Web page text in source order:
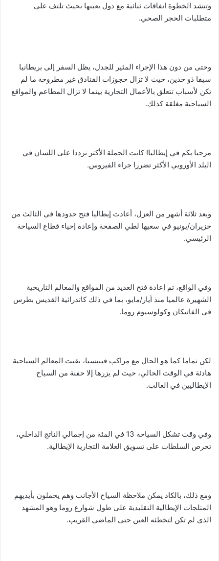
وتنشد الخطوة اتفاقات ثنائية مع دول بعينها بحيث تلتف على
متطلبات الحجر الصحي.
وحتى من دون هذا الإجراء المثير للجدل، يظل السفر إلى بريطانيا
سيفا ذو حدين، حيث لا تزال حجوزات الفنادق غير مطروحة ما لم
تكن لأسباب تتعلق بالأعمال التجارية بينما لا تزال المطاعم والمواقع
السياحية مغلقة كذلك.
مرحبا بكم في إيطاليا! كانت الجملة الأكثر ترددا على اللسان في
البلد الأوروبي الأكثر تضررا جراء الفيروس.
وبعد ثلاثة أشهر من العزل، أعادت إيطاليا فتح حدودها في الثالث من
حزيران/يونيو في سعيها لطي الصفحة وإعادة إحياء قطاع السياحة
الرئيسي.
وفي الواقع، تم إعادة فتح العديد من المواقع والمعالم التاريخية
الشهيرة عالميا منذ أيار/مايو، بما في ذلك كاتدرائية القديس بطرس
في الفاتيكان وكولوسيوم روما.
لكن تماما كما هو الحال مع مراكب فينيسيا، بقيت المعالم السياحية
هادئة في الوقت الحالي، حيث لم يزرها إلا حفنة من السياح
الإيطاليين في الغالب.
وفي وقت تشكل السياحة 13 في المئة من إجمالي الناتج الداخلي،
تحرص السلطات على تسويق العلامة التجارية الإيطالية.
ومع ذلك، بالكاد يمكن ملاحظة السياح الأجانب وهم يحملون بأيديهم
المثلجات الإيطالية التقليدية على طول شوارع روما وهو المشهد
الذي لم تكن لتخطئه العين حتى الماضي القريب.